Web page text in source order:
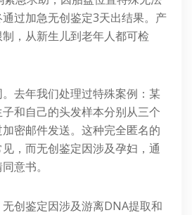
过加急无创鉴定3天出结果。产
，从新生儿到老年人都可检
去年我们处理过特殊案例：某
和自己的头发样本分别从三个
密邮件发送。这种完全匿名的
，而无创鉴定因涉及孕妇，通
意书。
创鉴定因涉及游离DNA提取和